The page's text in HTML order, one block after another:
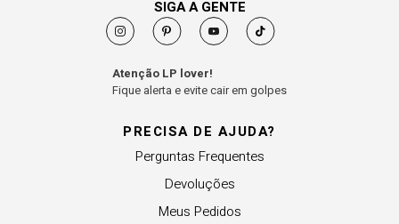
PRECISA DE AJUDA?
Perguntas Frequentes
Devoluções
Meus Pedidos
SIGA A GENTE
Atenção LP lover!
Fique alerta e evite cair em golpes